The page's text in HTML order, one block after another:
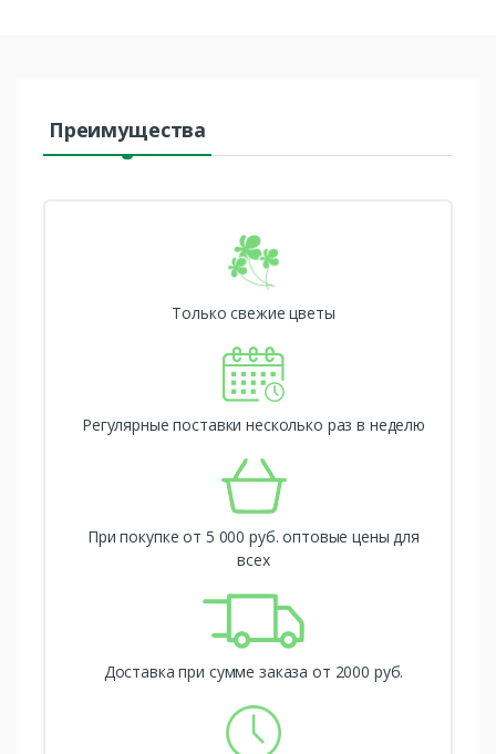
Преимущества
Только свежие цветы
Регулярные поставки несколько раз в неделю
При покупке от 5 000 руб. оптовые цены для
всех
Доставка при сумме заказа от 2000 руб.